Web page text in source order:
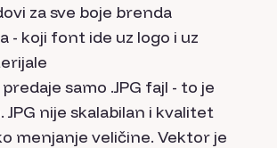
za sve boje brenda
- koji font ide uz logo i uz
samo .JPG fajl - to je
JPG nije skalabilan i kvalitet
menjanje veličine. Vektor je